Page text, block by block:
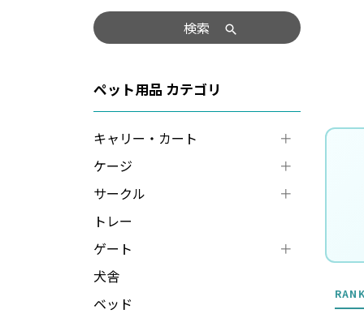
検索
ペット用品
キャリー・カート
ケージ
サークル
トレー
ゲート
犬舎
ベッド